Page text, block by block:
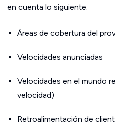
en cuenta lo siguiente:
Áreas de cobertura del
Velocidades anunciadas
Velocidades en el mundo
velocidad)
Retroalimentación de